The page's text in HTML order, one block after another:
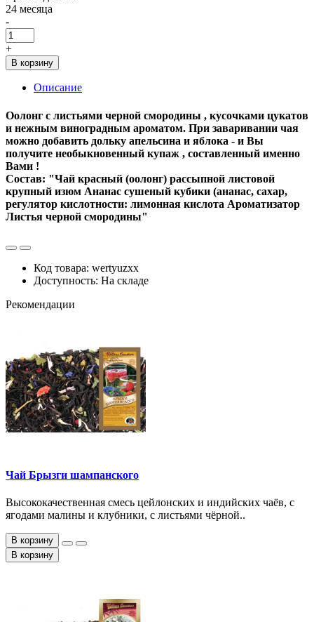
24 месяца
-
+
В корзину
Описание
Оолонг с листьями черной смородины , кусочками цукатов
и нежным виноградным ароматом. При заваривании чая
можно добавить дольку апельсина и яблока - и Вы
получите необыкновенный купаж , составленный именно
Вами !
Состав: "Чай красный (оолонг) рассыпной листовой
крупный изюм Ананас сушеный кубики (ананас, сахар,
регулятор кислотности: лимонная кислота Ароматизатор
Листья черной смородины"
Код товара: wertyuzxx
Доступность: На складе
Рекомендации
Чай Брызги шампанского
Высококачественная смесь цейлонских и индийских чаёв, с
ягодами малины и клубники, с листьями чёрной..
В корзину
В корзину